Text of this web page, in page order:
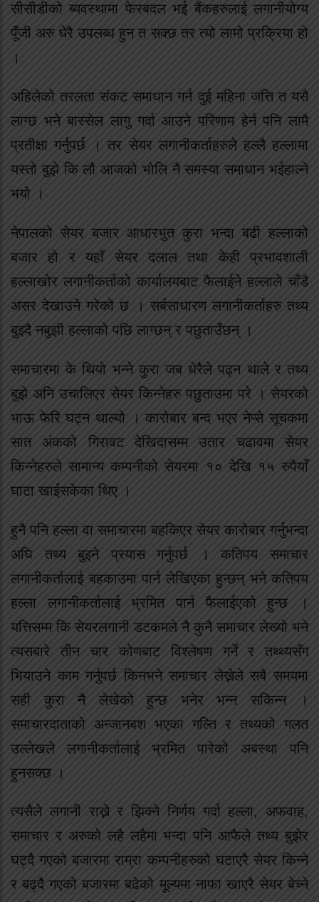
सीसीडीको ब्यवस्थामा फेरबदल भई बैंकहरुलाई लगानीयोग्य
पूँजी अरु धेरै उपलब्ध हुन त सक्छ तर त्यो लामो प्रक्रिया हो
।
अहिलेको तरलता संकट समाधान गर्न दुई महिना जत्ति त यसै
लाग्छ भने बास्सेल लागु गर्दा आउने परिणाम हेर्न पनि लामै
प्रतीक्षा गर्नुपर्छ । तर सेयर लगानीकर्ताहरुले हल्लै हल्लामा
यस्तो बुझे कि लौ आजको भोलि नै समस्या समाधान भईहाल्ने
भयो ।
नेपालको सेयर बजार आधारभुत कुरा भन्दा बढी हल्लाको
बजार हो र यहाँ सेयर दलाल तथा केही प्रभावशाली
हल्लाखोर लगानीकर्ताको कार्यालयबाट फैलाईने हल्लाले चाँडै
असर देखाउने गरेको छ । सर्बसाधारण लगानीकर्ताहरु तथ्य
बुझ्दै नबुझी हल्लाको पछि लाग्छन् र पछुताउँछन् ।
समाचारमा के थियो भन्ने कुरा जब धेरैले पढ्न थाले र तथ्य
बुझे अनि उचालिएर सेयर किन्नेहरु पछुताउमा परे । सेयरको
भाऊ फेरि घट्न थाल्यो । कारोबार बन्द भएर नेप्से सूचकमा
सात अंकको गिरावट देखिदासम्म उतार चढावमा सेयर
किन्नेहरुले सामान्य कम्पनीको सेयरमा १० देखि १५ रुपैयाँ
घाटा खाईसकेका थिए ।
हुनै पनि हल्ला वा समाचारमा बहकिएर सेयर कारोबार गर्नुभन्दा
अघि तथ्य बुझ्ने प्रयास गर्नुपर्छ । कतिपय समाचार
लगानीकर्तालाई बहकाउमा पार्न लेखिएका हुन्छन् भने कतिपय
हल्ला लगानीकर्तालाई भ्रमित पार्न फैलाईएको हुन्छ ।
यत्तिसम्म कि सेयरलगानी डटकमले नै कुनै समाचार लेख्यो भने
त्यसबारे तीन चार कोणबाट विश्लेषण गर्ने र तथ्थ्यसँग
भियाउने काम गर्नुपर्छ किनभने समाचार लेख्नेले सबै समयमा
सही कुरा नै लेखेको हुन्छ भनेर भन्न सकिन्न ।
समाचारदाताको अन्जानबश भएका गल्ति र तथ्यको गलत
उल्लेखले लगानीकर्तालाई भ्रमित पारेको अबस्था पनि
हुनसक्छ ।
त्यसैले लगानी राख्ने र झिक्ने निर्णय गर्दा हल्ला, अफवाह,
समाचार र अरुको लहै लहैमा भन्दा पनि आफैले तथ्य बुझेर
घट्दै गएको बजारमा राम्रा कम्पनीहरुको घटाएरै सेयर किन्ने
र बढ्दै गएको बजारमा बढेको मूल्यमा नाफा खाएरै सेयर बेच्ने